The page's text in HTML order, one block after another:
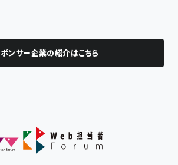
ンサー企業の紹介はこちら